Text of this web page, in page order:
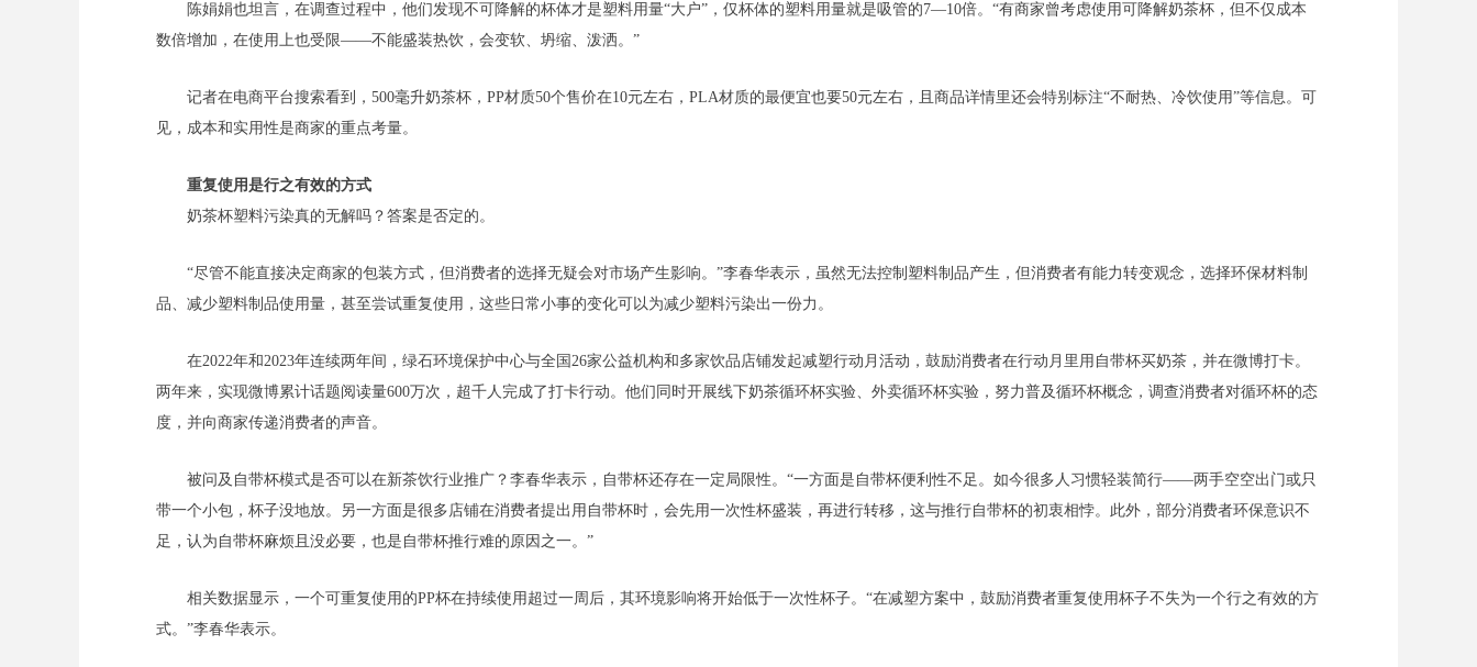
陈娟娟也坦言，在调查过程中，他们发现不可降解的杯体才是塑料用量“大户”，仅杯体的塑料用量就是吸管的7—10倍。“有商家曾考虑使用可降解奶茶杯，但不仅成本
数倍增加，在使用上也受限——不能盛装热饮，会变软、坍缩、泼洒。”
记者在电商平台搜索看到，500毫升奶茶杯，PP材质50个售价在10元左右，PLA材质的最便宜也要50元左右，且商品详情里还会特别标注“不耐热、冷饮使用”等信息。可
见，成本和实用性是商家的重点考量。
重复使用是行之有效的方式
奶茶杯塑料污染真的无解吗？答案是否定的。
“尽管不能直接决定商家的包装方式，但消费者的选择无疑会对市场产生影响。”李春华表示，虽然无法控制塑料制品产生，但消费者有能力转变观念，选择环保材料制
品、减少塑料制品使用量，甚至尝试重复使用，这些日常小事的变化可以为减少塑料污染出一份力。
在2022年和2023年连续两年间，绿石环境保护中心与全国26家公益机构和多家饮品店铺发起减塑行动月活动，鼓励消费者在行动月里用自带杯买奶茶，并在微博打卡。
两年来，实现微博累计话题阅读量600万次，超千人完成了打卡行动。他们同时开展线下奶茶循环杯实验、外卖循环杯实验，努力普及循环杯概念，调查消费者对循环杯的态
度，并向商家传递消费者的声音。
被问及自带杯模式是否可以在新茶饮行业推广？李春华表示，自带杯还存在一定局限性。“一方面是自带杯便利性不足。如今很多人习惯轻装简行——两手空空出门或只
带一个小包，杯子没地放。另一方面是很多店铺在消费者提出用自带杯时，会先用一次性杯盛装，再进行转移，这与推行自带杯的初衷相悖。此外，部分消费者环保意识不
足，认为自带杯麻烦且没必要，也是自带杯推行难的原因之一。”
相关数据显示，一个可重复使用的PP杯在持续使用超过一周后，其环境影响将开始低于一次性杯子。“在减塑方案中，鼓励消费者重复使用杯子不失为一个行之有效的方
式。”李春华表示。